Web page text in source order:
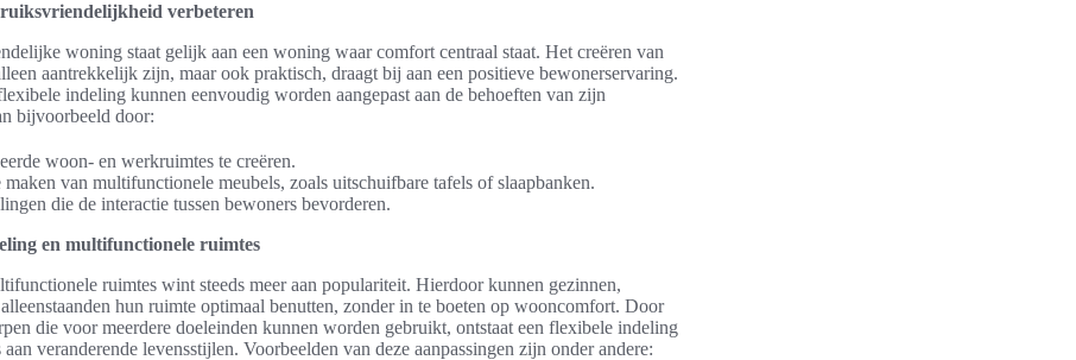
verbeteren
woning staat gelijk aan een woning waar comfort centraal staat. Het creëren van
aantrekkelijk zijn, maar ook praktisch, draagt bij aan een positieve bewonerservaring.
indeling kunnen eenvoudig worden aangepast aan de behoeften van zijn
bijvoorbeeld door:
woon- en werkruimtes te creëren.
van multifunctionele meubels, zoals uitschuifbare tafels of slaapbanken.
die de interactie tussen bewoners bevorderen.
en multifunctionele ruimtes
ruimtes wint steeds meer aan populariteit. Hierdoor kunnen gezinnen,
hun ruimte optimaal benutten, zonder in te boeten op wooncomfort. Door
die voor meerdere doeleinden kunnen worden gebruikt, ontstaat een flexibele indeling
aan veranderende levensstijlen. Voorbeelden van deze aanpassingen zijn onder andere: